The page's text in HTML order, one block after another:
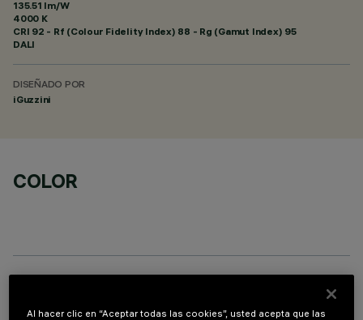
135.51 lm/W
4000 K
CRI 92 - Rf (Colour Fidelity Index) 88 - Rg (Gamut Index) 95
DALI
DISEÑADO POR
iGuzzini
COLOR
Al hacer clic en “Aceptar todas las cookies”, usted acepta que las